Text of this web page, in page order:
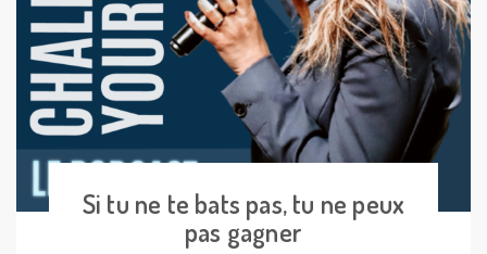
Si tu ne te bats pas, tu ne peux
pas gagner